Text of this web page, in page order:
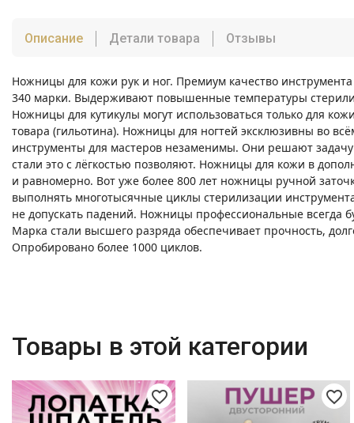
Описание Детали товара Отзывы
Ножницы для кожи рук и ног. Премиум качество
340 марки. Выдерживают повышенные температуры
Ножницы для кутикулы могут использоваться только для
товара (гильотина). Ножницы для ногтей эксклюзивны во
инструменты для мастеров незаменимы. Они решают
стали это с лёгкостью позволяют. Ножницы для кожи в
и равномерно. Вот уже более 800 лет ножницы ручной
выполнять многотысячные циклы стерилизации
не допускать падений. Ножницы профессиональные всегда
Марка стали высшего разряда обеспечивает прочность,
Опробировано более 1000 циклов.
Товары в этой категории
favorite_border favorite_border